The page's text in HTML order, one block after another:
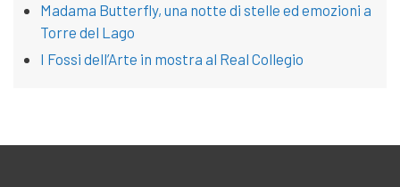
Madama Butterfly, una notte di stelle ed emozioni a
Torre del Lago
I Fossi dell’Arte in mostra al Real Collegio